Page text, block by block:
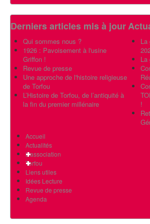
Derniers articles mis à jour
Qui sommes nous ?
1926 : Pavoisement à l'usine
Griffon !
Revue de presse
Une approche de l'histoire religieuse
de Torfou
L’Histoire de Torfou, de l’antiquité à
la fin du premier millénaire
La
La
!
Accueil
Actualités
L'association
Torfou
Liens utiles
Idées Lecture
Revue de presse
Agenda